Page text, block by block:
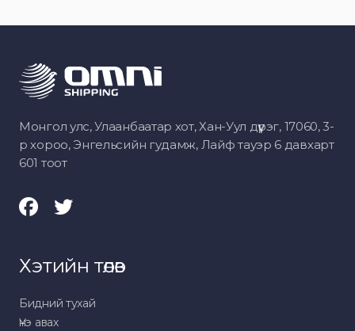
Монгол улс, Улаанбаатар хот, Хан-Уул дүүрэг, 17060, 3-
р хороо, Энгельсийн гудамж, Лайф тауэр 6 давхарт
601 тоот
Хэтийн төлөв
Бидний тухай
Үнэ авах